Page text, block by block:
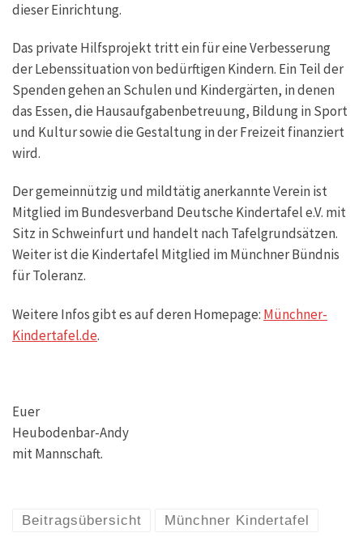
dieser Einrichtung.
Das private Hilfsprojekt tritt ein für eine Verbesserung
der Lebenssituation von bedürftigen Kindern. Ein Teil der
Spenden gehen an Schulen und Kindergärten, in denen
das Essen, die Hausaufgabenbetreuung, Bildung in Sport
und Kultur sowie die Gestaltung in der Freizeit finanziert
wird.
Der gemeinnützig und mildtätig anerkannte Verein ist
Mitglied im Bundesverband Deutsche Kindertafel e.V. mit
Sitz in Schweinfurt und handelt nach Tafelgrundsätzen.
Weiter ist die Kindertafel Mitglied im Münchner Bündnis
für Toleranz.
Weitere Infos gibt es auf deren Homepage: Münchner-
Kindertafel.de.
Euer
Heubodenbar-Andy
mit Mannschaft.
Beitragsübersicht Münchner Kindertafel